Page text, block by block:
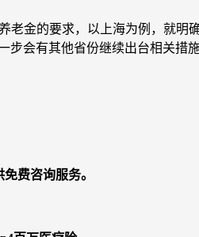
老金的要求，以上海为例，就明
会有其他省份继续出台相关措施
费咨询服务。